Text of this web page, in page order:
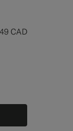
CAD